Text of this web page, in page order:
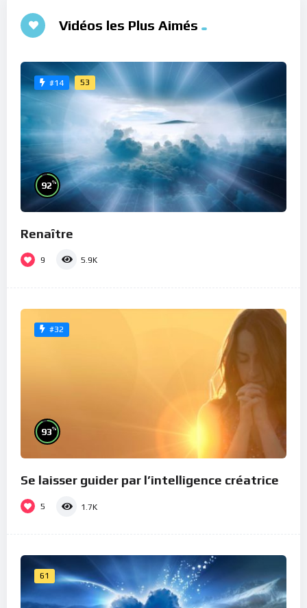
Vidéos les Plus Aimés
#14 53
92%
Renaître
9 5.9K
#32
93%
Se laisser guider par l’intelligence créatrice
5 1.7K
61